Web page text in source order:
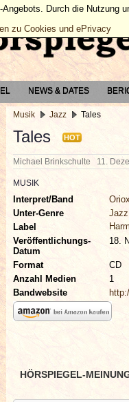
NEWS & DATES
Musik Jazz Tales
Tales HOT
Michael Brinkschulte 11.
MUSIK
Interpret/Band
Unter-Genre
Jazz
Label
Veröffentlichungs-
Datum
18.
Format
CD
Anzahl Medien
1
Bandwebsite
HÖRSPIEGEL-
Durch die
zu Cookies und ePrivacy